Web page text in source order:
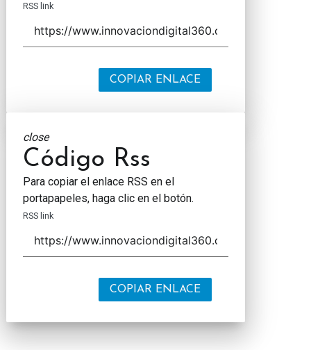
RSS link
COPIAR ENLACE
close
Código Rss
Para copiar el enlace RSS en el
portapapeles, haga clic en el botón.
RSS link
COPIAR ENLACE